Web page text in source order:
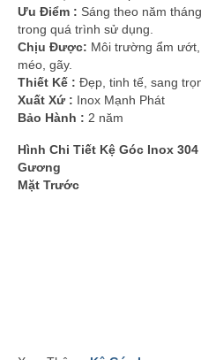
Ưu Điểm : Sáng theo năm
trong quá trình sử dụng.
Chịu Được: Môi trường ẩm
méo, gãy.
Thiết Kế : Đẹp, tinh tế, sang
Xuất Xứ : Inox Mạnh Phát
Bảo Hành : 2 năm
Hình Chi Tiết Kệ Góc Inox
Gương
Mặt Trước